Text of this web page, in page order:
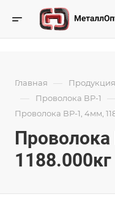
Главная — Продукция
— Проволока ВР-1
Проволока ВР-1, 4мм,
1188.000кг